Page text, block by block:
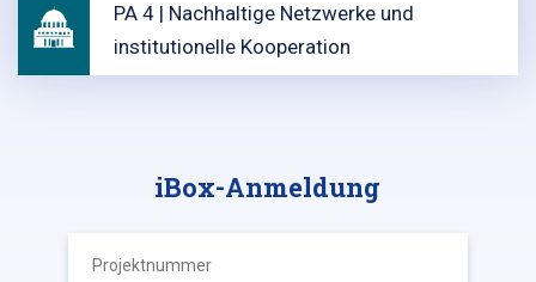
PA 4 | Nachhaltige Netzwerke und
institutionelle Kooperation
iBox-Anmeldung